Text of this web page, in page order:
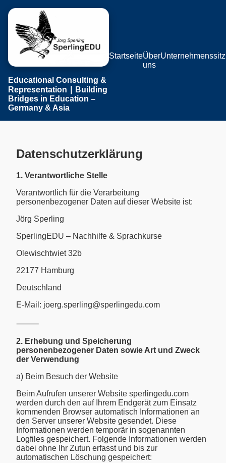
Educational Consulting &
Representation ∣ Building
Bridges in Education –
Germany & Asia
StartseiteÜber
uns
Unternehmenssitz
Datenschutzerklärung
1. Verantwortliche Stelle
Verantwortlich für die Verarbeitung
personenbezogener Daten auf dieser Website ist:
Jörg Sperling
SperlingEDU – Nachhilfe & Sprachkurse
Olewischtwiet 32b
22177 Hamburg
Deutschland
E-Mail: joerg.sperling@sperlingedu.com
⸻
2. Erhebung und Speicherung
personenbezogener Daten sowie Art und Zweck
der Verwendung
a) Beim Besuch der Website
Beim Aufrufen unserer Website sperlingedu.com
werden durch den auf Ihrem Endgerät zum Einsatz
kommenden Browser automatisch Informationen an
den Server unserer Website gesendet. Diese
Informationen werden temporär in sogenannten
Logfiles gespeichert. Folgende Informationen werden
dabei ohne Ihr Zutun erfasst und bis zur
automatischen Löschung gespeichert: